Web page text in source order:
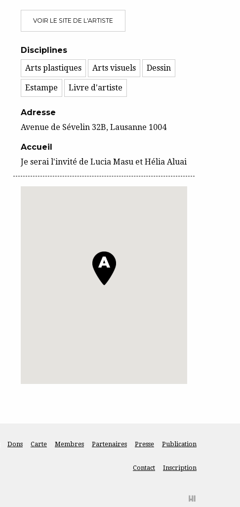
VOIR LE SITE DE L'ARTISTE
Disciplines
Arts plastiques
Arts visuels Dessin
Estampe Livre d'artiste
Adresse
Avenue de Sévelin 32B, Lausanne 1004
Accueil
Je serai l'invité de Lucia Masu et Hélia Aluai
Dons Carte Membres Partenaires Presse Publication
Contact Inscription